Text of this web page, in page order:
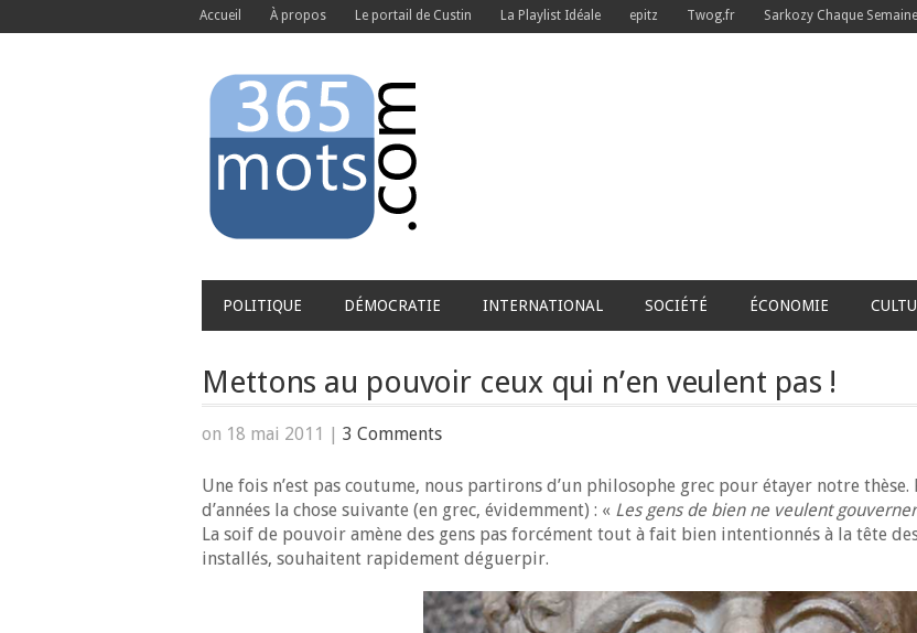
Accueil À propos Le portail de Custin La Playlist Idéale epitz Twog.fr Sarkozy Chaque Semaine
POLITIQUE DÉMOCRATIE INTERNATIONAL SOCIÉTÉ ÉCONOMIE
Mettons au pouvoir ceux qui n’en veulent pas !
on 18 mai 2011 | 3 Comments
Une fois n’est pas coutume, nous partirons d’un philosophe grec pour étayer notre
d’années la chose suivante (en grec, évidemment) : « Les gens de bien ne veulent
La soif de pouvoir amène des gens pas forcément tout à fait bien intentionnés à la tête
installés, souhaitent rapidement déguerpir.